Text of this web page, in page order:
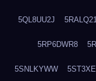
5QL8UU2J
5RP6DWR8
5SNLKYWW